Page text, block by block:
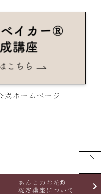
式ホームページ
あんこのお花®
認定講座について